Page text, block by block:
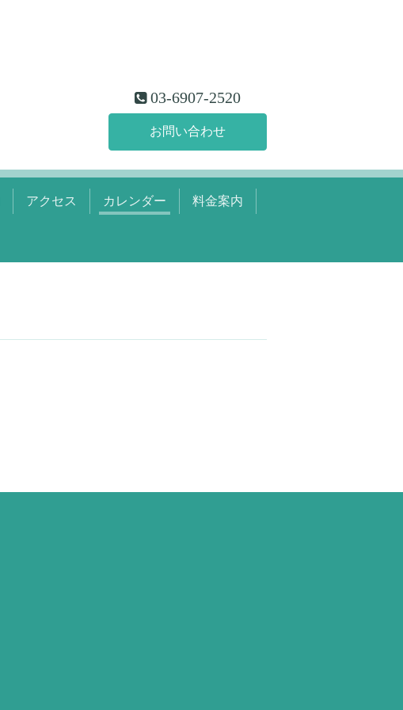
03-6907-2520
お問い合わせ
アクセス カレンダー 料金案内